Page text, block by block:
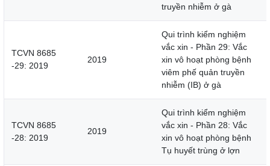
truyền nhiễm ở gà
TCVN 8685
-29: 2019
2019
Qui trình kiểm nghiệm
vắc xin - Phần 29: Vắc
xin vô hoạt phòng bệnh
viêm phế quản truyền
nhiễm (IB) ở gà
TCVN 8685
-28: 2019
2019
Qui trình kiểm nghiệm
vắc xin - Phần 28: Vắc
xin vô hoạt phòng bệnh
Tụ huyết trùng ở lợn